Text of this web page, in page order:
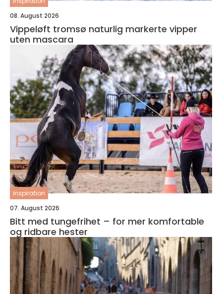
08. August 2026
Vippeløft tromsø naturlig markerte vipper
uten mascara
inspiration
07. August 2026
Bitt med tungefrihet – for mer komfortable
og ridbare hester